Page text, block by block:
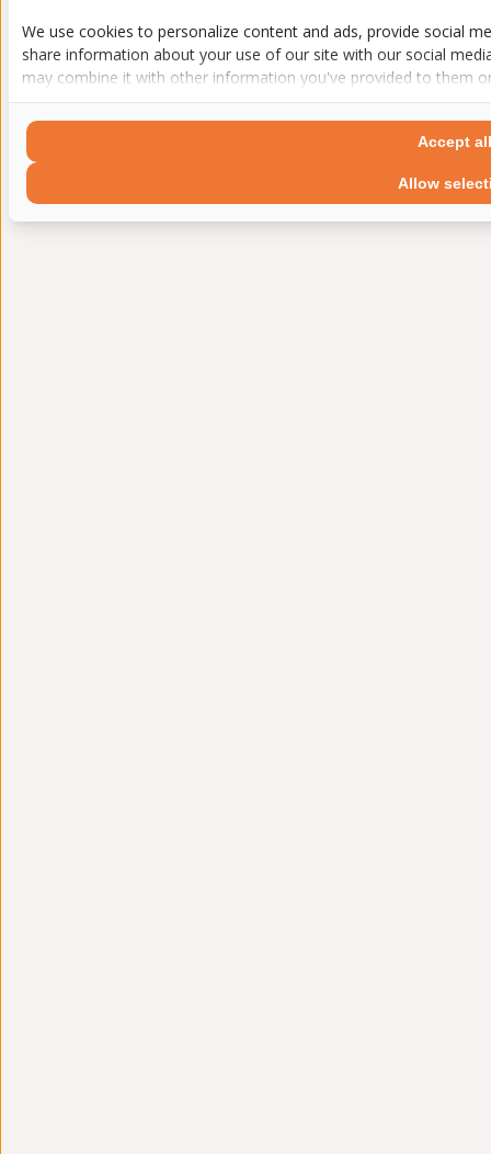
We use cookies to personalize content and ads, provide social
share information about your use of our site with our social
may combine it with other information you've provided to them
Allow
Accept all